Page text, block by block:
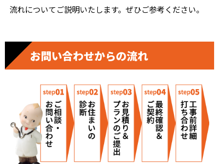
流れについてご説明いたします。ぜひご参考ください。
お問い合わせからの流れ